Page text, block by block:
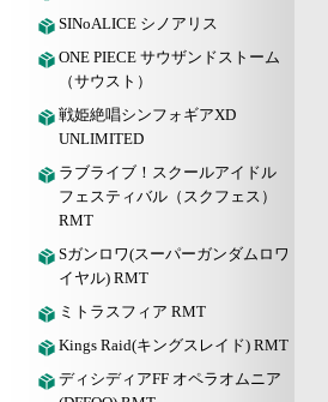
SINoALICE シノアリス
ONE PIECE サウザンドストーム
（サウスト）
戦姫絶唱シンフォギアXD
UNLIMITED
ラブライブ！スクールアイドル
フェスティバル（スクフェス）
RMT
Sガンロワ(スーパーガンダムロワ
イヤル) RMT
ミトラスフィア RMT
Kings Raid(キングスレイド) RMT
ディシディアFF オペラオムニア